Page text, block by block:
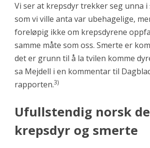
Vi ser at krepsdyr trekker seg unna
som vi ville anta var ubehagelige,
foreløpig ikke om krepsdyrene
samme måte som oss. Smerte er
det er grunn til å la tvilen komme
sa Mejdell i en kommentar til
rapporten.3)
Ufullstendig norsk
krepsdyr og smerte